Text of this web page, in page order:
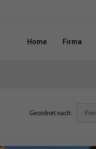
Home Firma
Geordnet nach: